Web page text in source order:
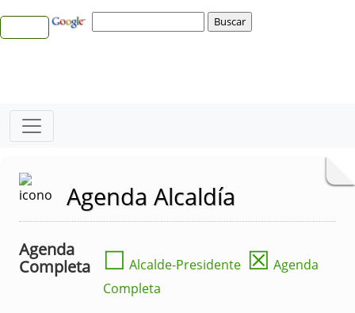
Agenda Alcaldía
Agenda
Completa
☐ Alcalde-Presidente ☒ Agenda
Completa